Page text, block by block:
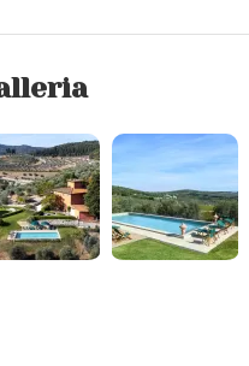
restaurata con cura
esterni sono impreziositi
della tenuta, a pochi
adibita ad hotel di lusso,
corsi di cucina,
per quanto riguarda il